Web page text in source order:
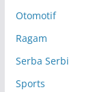
Otomotif
Ragam
Serba Serbi
Sports